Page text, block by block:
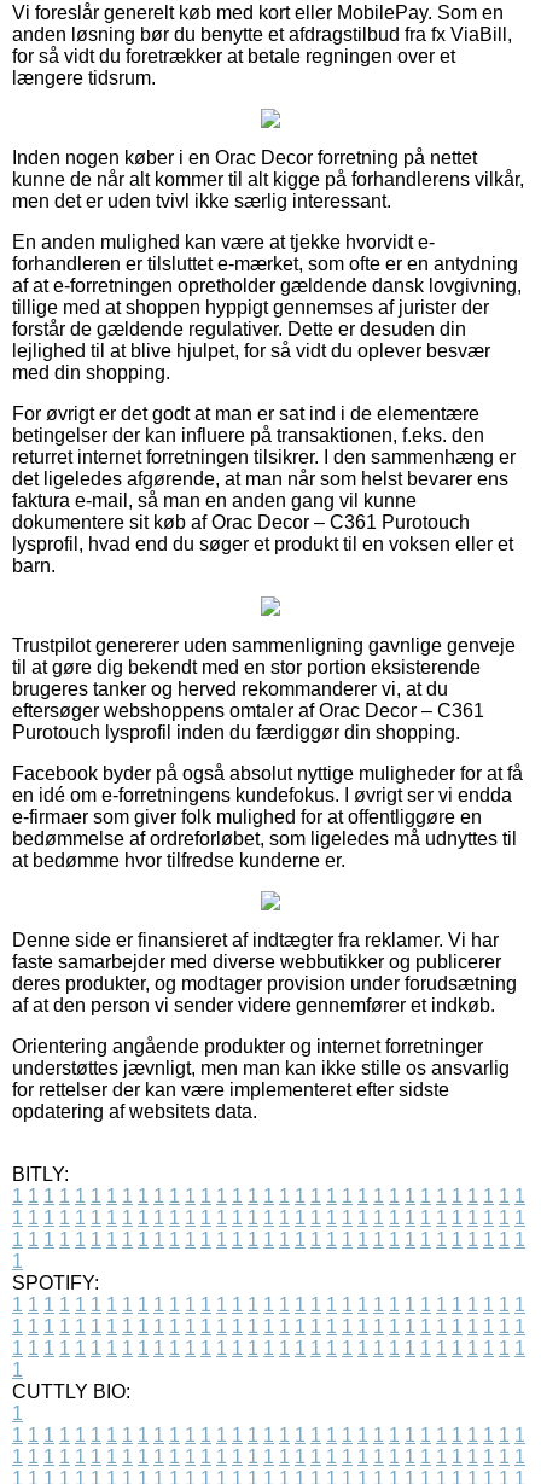
Vi foreslår generelt køb med kort eller MobilePay. Som en
anden løsning bør du benytte et afdragstilbud fra fx ViaBill,
for så vidt du foretrækker at betale regningen over et
længere tidsrum.
Inden nogen køber i en Orac Decor forretning på nettet
kunne de når alt kommer til alt kigge på forhandlerens vilkår,
men det er uden tvivl ikke særlig interessant.
En anden mulighed kan være at tjekke hvorvidt e-
forhandleren er tilsluttet e-mærket, som ofte er en antydning
af at e-forretningen opretholder gældende dansk lovgivning,
tillige med at shoppen hyppigt gennemses af jurister der
forstår de gældende regulativer. Dette er desuden din
lejlighed til at blive hjulpet, for så vidt du oplever besvær
med din shopping.
For øvrigt er det godt at man er sat ind i de elementære
betingelser der kan influere på transaktionen, f.eks. den
returret internet forretningen tilsikrer. I den sammenhæng er
det ligeledes afgørende, at man når som helst bevarer ens
faktura e-mail, så man en anden gang vil kunne
dokumentere sit køb af Orac Decor – C361 Purotouch
lysprofil, hvad end du søger et produkt til en voksen eller et
barn.
Trustpilot genererer uden sammenligning gavnlige genveje
til at gøre dig bekendt med en stor portion eksisterende
brugeres tanker og herved rekommanderer vi, at du
eftersøger webshoppens omtaler af Orac Decor – C361
Purotouch lysprofil inden du færdiggør din shopping.
Facebook byder på også absolut nyttige muligheder for at få
en idé om e-forretningens kundefokus. I øvrigt ser vi endda
e-firmaer som giver folk mulighed for at offentliggøre en
bedømmelse af ordreforløbet, som ligeledes må udnyttes til
at bedømme hvor tilfredse kunderne er.
Denne side er finansieret af indtægter fra reklamer. Vi har
faste samarbejder med diverse webbutikker og publicerer
deres produkter, og modtager provision under forudsætning
af at den person vi sender videre gennemfører et indkøb.
Orientering angående produkter og internet forretninger
understøttes jævnligt, men man kan ikke stille os ansvarlig
for rettelser der kan være implementeret efter sidste
opdatering af websitets data.
BITLY:
1 1 1 1 1 1 1 1 1 1 1 1 1 1 1 1 1 1 1 1 1 1 1 1 1 1 1 1 1 1 1 1 1
1 1 1 1 1 1 1 1 1 1 1 1 1 1 1 1 1 1 1 1 1 1 1 1 1 1 1 1 1 1 1 1 1
1 1 1 1 1 1 1 1 1 1 1 1 1 1 1 1 1 1 1 1 1 1 1 1 1 1 1 1 1 1 1 1 1
1
SPOTIFY:
1 1 1 1 1 1 1 1 1 1 1 1 1 1 1 1 1 1 1 1 1 1 1 1 1 1 1 1 1 1 1 1 1
1 1 1 1 1 1 1 1 1 1 1 1 1 1 1 1 1 1 1 1 1 1 1 1 1 1 1 1 1 1 1 1 1
1 1 1 1 1 1 1 1 1 1 1 1 1 1 1 1 1 1 1 1 1 1 1 1 1 1 1 1 1 1 1 1 1
1
CUTTLY BIO:
1
1 1 1 1 1 1 1 1 1 1 1 1 1 1 1 1 1 1 1 1 1 1 1 1 1 1 1 1 1 1 1 1 1
1 1 1 1 1 1 1 1 1 1 1 1 1 1 1 1 1 1 1 1 1 1 1 1 1 1 1 1 1 1 1 1 1
1 1 1 1 1 1 1 1 1 1 1 1 1 1 1 1 1 1 1 1 1 1 1 1 1 1 1 1 1 1 1 1 1